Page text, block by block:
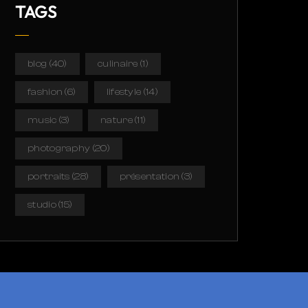
TAGS
blog (40) culinaire (1)
fashion (6) lifestyle (14)
music (3) nature(11)
photography (20)
portraits (28) présentation (3)
studio(15)